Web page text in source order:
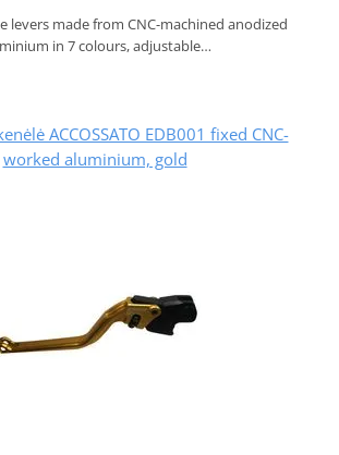
levers made from CNC-machined anodized
in 7 colours, adjustable…
ACCOSSATO EDB001 fixed CNC-
worked aluminium, gold